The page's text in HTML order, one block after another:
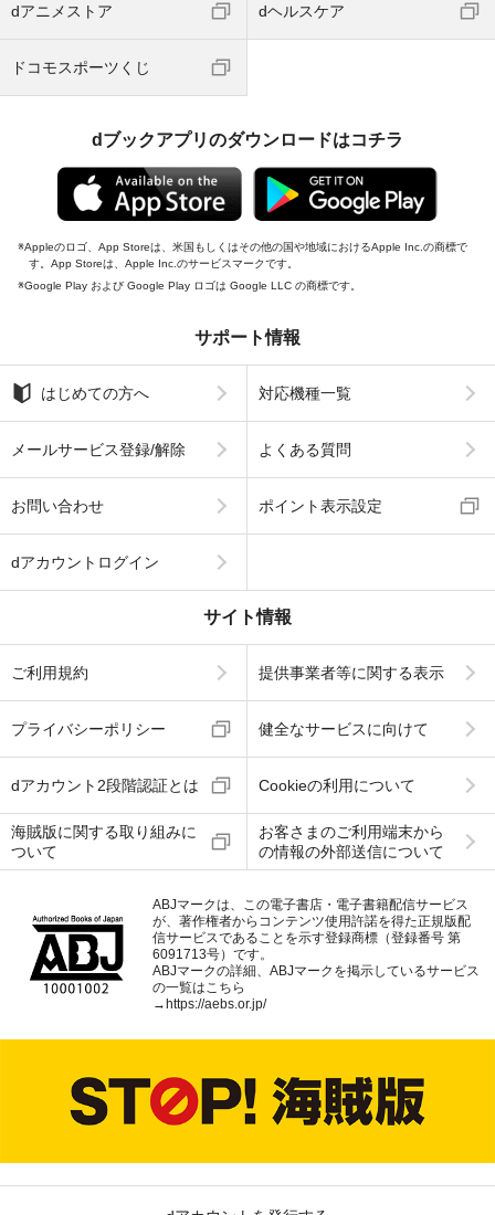
dアニメストア dヘルスケア
ドコモスポーツくじ
dブックアプリのダウンロードはコチラ
Appleのロゴ、App Storeは、米国もしくはその他の国や地域におけるApple Inc.の商標で
す。App Storeは、Apple Inc.のサービスマークです。
Google Play および Google Play ロゴは Google LLC の商標です。
サポート情報
はじめての方へ 対応機種一覧
メールサービス登録/解除 よくある質問
お問い合わせ ポイント表示設定
dアカウントログイン
サイト情報
ご利用規約 提供事業者等に関する表示
プライバシーポリシー 健全なサービスに向けて
dアカウント2段階認証とは Cookieの利用について
海賊版に関する取り組みに
ついて
お客さまのご利用端末から
の情報の外部送信について
ABJマークは、この電子書店・電子書籍配信サービス
が、著作権者からコンテンツ使用許諾を得た正規版配
信サービスであることを示す登録商標（登録番号 第
6091713号）です。
ABJマークの詳細、ABJマークを掲示しているサービス
の一覧はこちら
→ https://aebs.or.jp/